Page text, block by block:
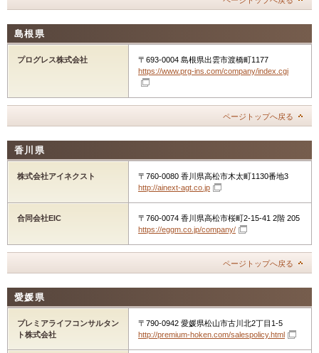
島根県
プログレス株式会社
〒693-0004 島根県出雲市渡橋町1177
https://www.prg-ins.com/company/index.cgi
ページトップへ戻る
香川県
株式会社アイネクスト
〒760-0080 香川県高松市木太町1130番地3
http://ainext-agt.co.jp
合同会社EIC
〒760-0074 香川県高松市桜町2-15-41 2階 205
https://eggm.co.jp/company/
ページトップへ戻る
愛媛県
プレミアライフコンサルタン
ト株式会社
〒790-0942 愛媛県松山市古川北2丁目1-5
http://premium-hoken.com/salespolicy.html